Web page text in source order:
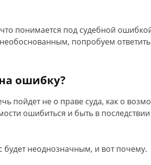
понимается под судебной
попробуем
ошибку?
пойдет не о праве суда, как о
ошибиться и быть в
будет неоднозначным, и вот почему.